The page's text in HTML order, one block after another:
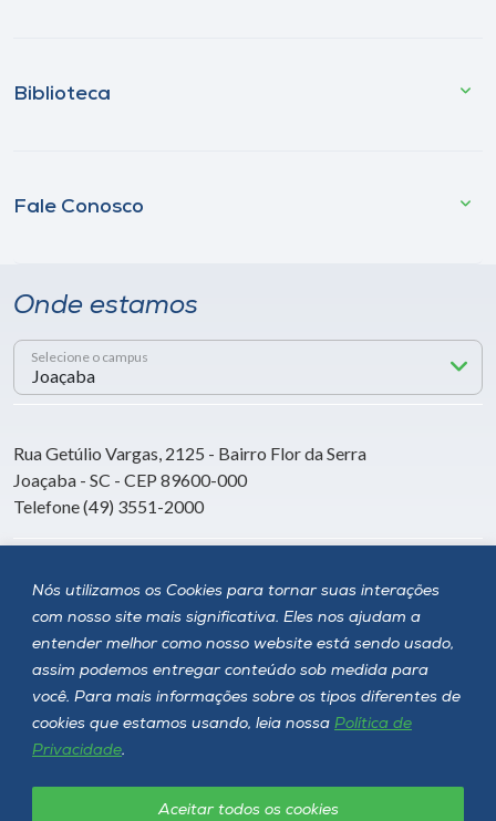
Nós utilizamos os Cookies para tornar suas interações
com nosso site mais significativa. Eles nos ajudam a
entender melhor como nosso website está sendo usado,
assim podemos entregar conteúdo sob medida para
você. Para mais informações sobre os tipos diferentes de
cookies que estamos usando, leia nossa Política de
Privacidade.
Aceitar todos os cookies
Biblioteca
Fale Conosco
Onde estamos
Selecione o campus
Rua Getúlio Vargas, 2125 - Bairro Flor da Serra
Joaçaba - SC - CEP 89600-000
Telefone (49) 3551-2000
Siga a Unoesc